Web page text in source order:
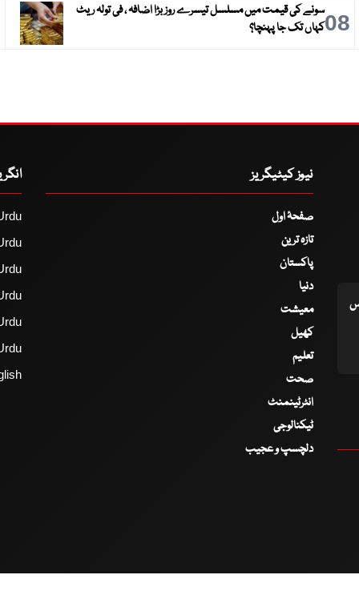
08سونے کی قیمت میں مسلسل تیسرے روز بڑا اضافہ ، فی تولہ ریٹ
کہاں تک جا پہنچا؟
نیوز کیٹیگریز
صفحۂ اول
تازہ ترین
پاکستان
دنیا
معیشت
کھیل
تعلیم
صحت
انٹرٹینمنٹ
ٹیکنالوجی
دلچسپ و عجیب